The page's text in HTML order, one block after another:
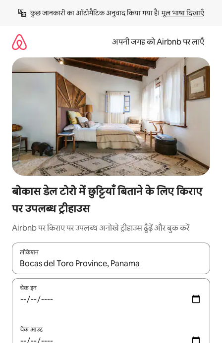
छोड़कर
कॉन्टेंट
कुछ जानकारी का ऑटोमैटिक अनुवाद किया गया है। मूल भाषा दिखाएँ
अपनी जगह को Airbnb पर लाएँ
बोकास डेल टोरो में छुट्टियाँ बिताने के लिए किराए
पर उपलब्ध ट्रीहाउस
Airbnb पर किराए पर उपलब्ध अनोखे ट्रीहाउस ढूँढ़ें और बुक करें
लोकेशन
नतीजों के उपलब्ध होने पर, अप और डाउन 'ऐरो की' का इस्तेमाल करके नेविगेट
चेक इन
चेक आउट